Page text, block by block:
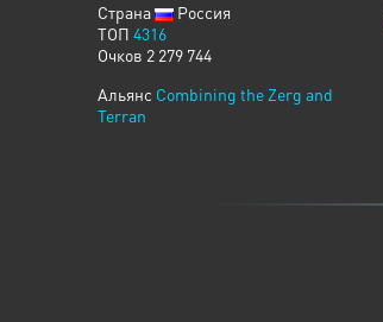
Страна
Россия
ТОП 4316
Очков 2 279 744
Альянс Combining the Zerg and
Terran